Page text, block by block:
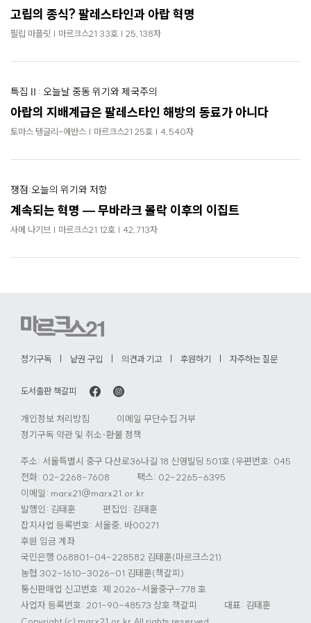
고립의 종식? 팔레스타인과 아랍 혁명
필립 마플릿 | 마르크스21 33호 | 25,138자
특집Ⅱ: 오늘날 중동 위기와 제국주의
아랍의 지배계급은 팔레스타인 해방의 동료가 아니다
토마스 텡글리-에반스 | 마르크스21 25호 | 4,540자
쟁점:오늘의 위기와 저항
계속되는 혁명 — 무바라크 몰락 이후의 이집트
사메 나기브 | 마르크스21 12호 | 42,713자
정기구독 낱권 구입 의견과 기고 후원하기 자주하는 질문
도서출판 책갈피
개인정보 처리방침
이메일 무단수집 거부
정기구독 약관 및 취소·환불 정책
주소: 서울특별시 중구 다산로36나길 18 신영빌딩 501호 (우편번호: 04584)
전화: 02-2268-7608
팩스: 02-2265-6395
이메일: marx21@marx21.or.kr
발행인: 김태훈
편집인: 김태훈
잡지사업 등록번호: 서울중, 바00271
후원 입금 계좌
국민은행 068801-04-228582 김태훈(마르크스21)
농협 302-1610-3026-01 김태훈(책갈피)
통신판매업 신고번호: 제 2026-서울중구-778 호
사업자 등록번호: 201-90-48573 상호 책갈피
대표: 김태훈